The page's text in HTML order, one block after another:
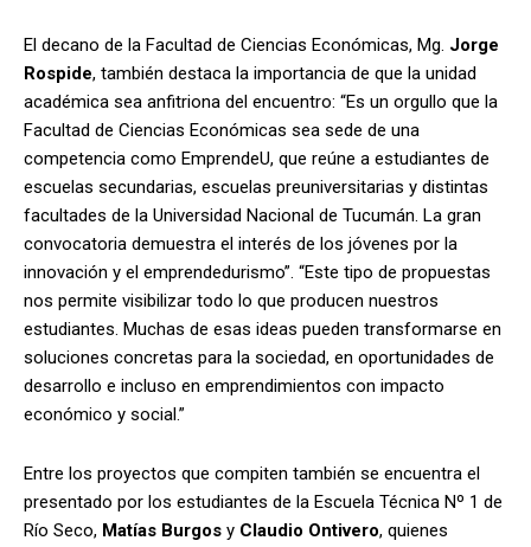
El decano de la Facultad de Ciencias Económicas, Mg. Jorge
Rospide, también destaca la importancia de que la unidad
académica sea anfitriona del encuentro: “Es un orgullo que la
Facultad de Ciencias Económicas sea sede de una
competencia como EmprendeU, que reúne a estudiantes de
escuelas secundarias, escuelas preuniversitarias y distintas
facultades de la Universidad Nacional de Tucumán. La gran
convocatoria demuestra el interés de los jóvenes por la
innovación y el emprendedurismo”. “Este tipo de propuestas
nos permite visibilizar todo lo que producen nuestros
estudiantes. Muchas de esas ideas pueden transformarse en
soluciones concretas para la sociedad, en oportunidades de
desarrollo e incluso en emprendimientos con impacto
económico y social.”
Entre los proyectos que compiten también se encuentra el
presentado por los estudiantes de la Escuela Técnica Nº 1 de
Río Seco, Matías Burgos y Claudio Ontivero, quienes